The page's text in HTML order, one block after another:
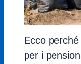
Ecco
per i